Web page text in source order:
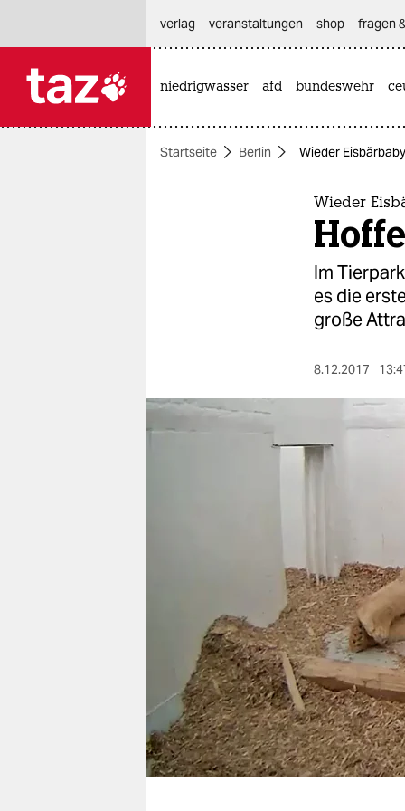
themen
berlin
fragen & hilfe
unterstützen
abo
genossenschaft
verlag
veranstaltungen shop fragen
niedrigwasser afd bundeswehr
Startseite Berlin Wieder
Wieder
Im
es die
große
8.12.2017